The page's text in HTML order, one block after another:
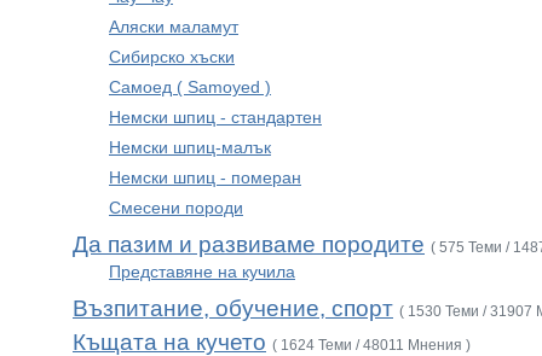
Аляски маламут
Сибирско хъски
Самоед ( Samoyed )
Немски шпиц - стандартен
Немски шпиц-малък
Немски шпиц - померан
Смесени породи
Да пазим и развиваме породите ( 575 Теми /
Представяне на кучила
Възпитание, обучение, спорт ( 1530 Теми / 31907
Къщата на кучето ( 1624 Теми / 48011 Мнения )